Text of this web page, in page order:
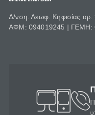
Δ/νση: Λεωφ. Κηφισίας
ΑΦΜ: 094019245 | ΓΕΜΗ: